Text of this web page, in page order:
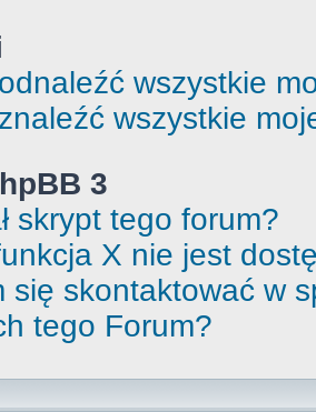
wszystkie
wszystkie
3
skrypt tego forum?
X nie jest
się skontaktować w
tego Forum?